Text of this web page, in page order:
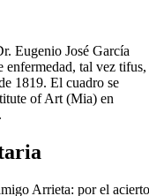
Eugenio José García
enfermedad, tal vez tifus,
1819. El cuadro se
of Art (Mia) en
Arrieta: por el acierto